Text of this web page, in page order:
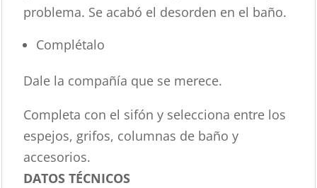
problema. Se acabó el desorden en el baño.
Complétalo
Dale la compañía que se merece.
Completa con el sifón y selecciona entre los
espejos, grifos, columnas de baño y
accesorios.
DATOS TÉCNICOS